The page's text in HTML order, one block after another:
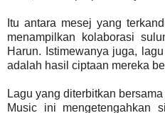
Itu antara mesej yang
menampilkan kolaborasi
Harun. Istimewanya juga,
adalah hasil ciptaan mereka
Lagu yang diterbitkan
Music ini mengetengahkan